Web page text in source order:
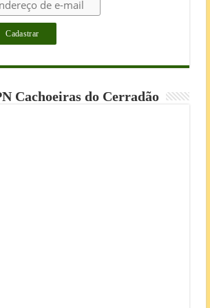
Cachoeiras do Cerradão